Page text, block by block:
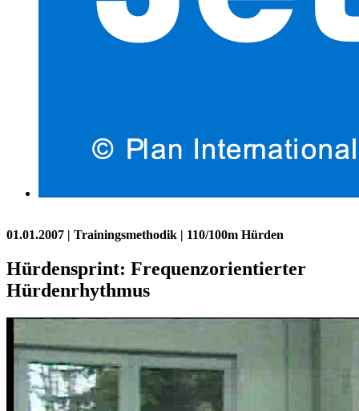
01.01.2007 | Trainingsmethodik | 110/100m Hürden
Hürdensprint: Frequenzorientierter
Hürdenrhythmus